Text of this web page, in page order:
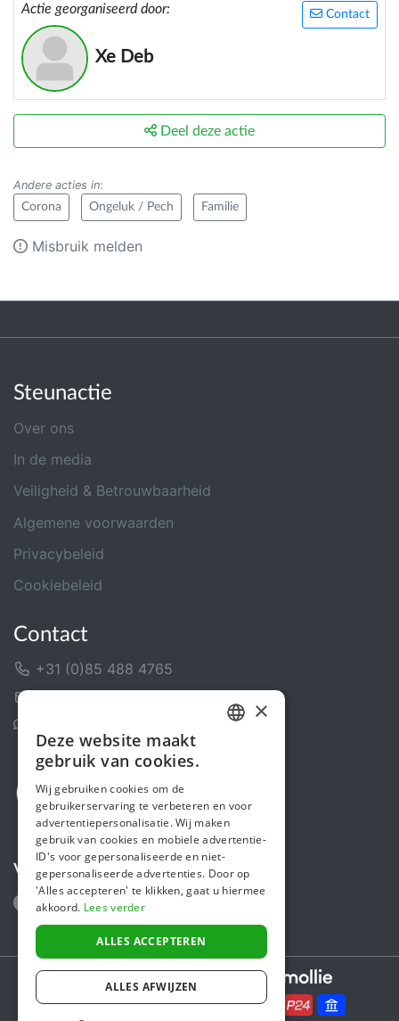
Contact
Actie georganiseerd door:
Xe Deb
Deel deze actie
Andere acties in:
Corona Ongeluk / Pech Familie
Misbruik melden
Steunactie
Over ons
In de media
Veiligheid & Betrouwbaarheid
Algemene voorwaarden
Privacybeleid
Cookiebeleid
Contact
+31 (0)85 488 4765
Volg ons
Secure payments powered by
ENGLISH
×
Deze website maakt
gebruik van cookies.
Wij gebruiken cookies om de
gebruikerservaring te verbeteren en voor
advertentiepersonalisatie. Wij maken
gebruik van cookies en mobiele advertentie-
ID's voor gepersonaliseerde en niet-
gepersonaliseerde advertenties. Door op
'Alles accepteren' te klikken, gaat u hiermee
akkoord. Lees verder
ALLES ACCEPTEREN
ALLES AFWIJZEN